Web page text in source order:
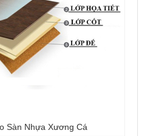
Sàn Nhựa Xương Cá